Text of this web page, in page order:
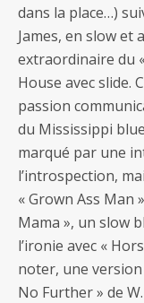
dans la place…)
James, en slow et
extraordinaire du
House avec slide.
passion
du Mississippi
marqué par une
l’introspection,
« Grown Ass Man
Mama », un slow
l’ironie avec «
noter, une version
No Further » de